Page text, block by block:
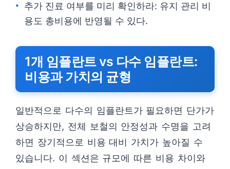
추가 진료 여부를 미리 확인하라: 유지 관리 비
용도 총비용에 반영될 수 있다.
1개 임플란트 vs 다수 임플란트:
비용과 가치의 균형
일반적으로 다수의 임플란트가 필요하면 단가가
상승하지만, 전체 보철의 안정성과 수명을 고려
하면 장기적으로 비용 대비 가치가 높아질 수
있습니다. 이 섹션은 규모에 따른 비용 차이와